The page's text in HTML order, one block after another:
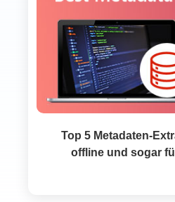
Top 5
offline und sogar